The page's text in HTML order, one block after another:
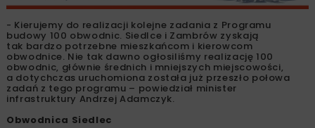
- Kierujemy do realizacji kolejne zadania z Programu
budowy 100 obwodnic. Siedlce i Zambrów zyskają
tak bardzo potrzebne mieszkańcom i kierowcom
obwodnice. Nie tak dawno ogłosiliśmy realizację 100
obwodnic, głównie średnich i mniejszych miejscowości,
a dotychczas uruchomiona została już przeszło połowa
zadań z tego programu – powiedział minister
infrastruktury Andrzej Adamczyk.
Obwodnica Siedlec